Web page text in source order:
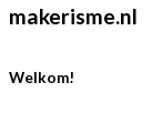
makerisme.nl
Welkom!